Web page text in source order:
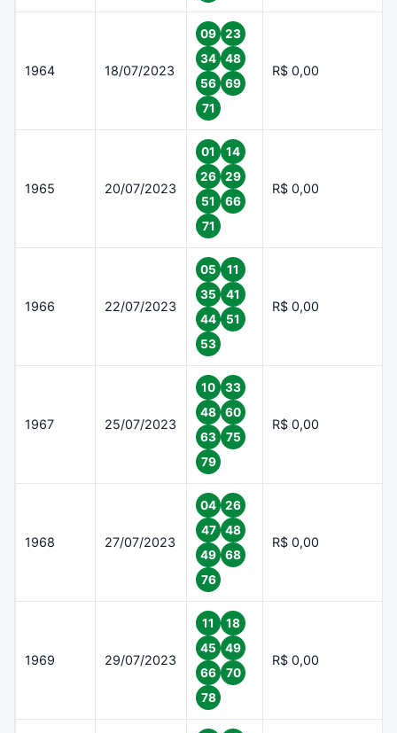
1964 18/07/2023
09
23
34
48
56
69
71
R$ 0,00
1965 20/07/2023
01
14
26
29
51
66
71
R$ 0,00
1966 22/07/2023
05
11
35
41
44
51
53
R$ 0,00
1967 25/07/2023
10
33
48
60
63
75
79
R$ 0,00
1968 27/07/2023
04
26
47
48
49
68
76
R$ 0,00
1969 29/07/2023
11
18
45
49
66
70
78
R$ 0,00